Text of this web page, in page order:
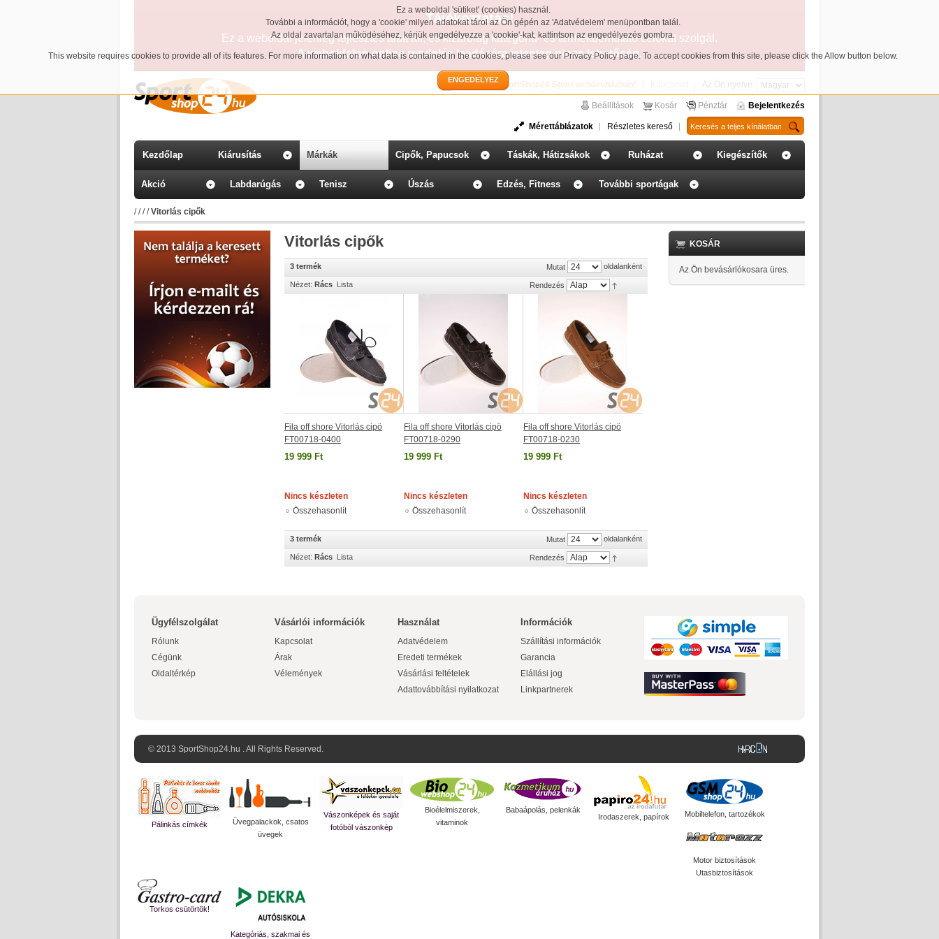
Ez a weboldal 'sütiket' (cookies) használ.
További a információt, hogy a 'cookie' milyen adatokat tárol az Ön gépén az 'Adatvédelem' menüpontban talál.
Az oldal zavartalan működéséhez, kérjük engedélyezze a 'cookie'-kat, kattintson az engedélyezés gombra.
This website requires cookies to provide all of its features. For more information on what data is contained in the cookies, please see ourPrivacy Policy page. To accept cookies from this site, please click the Allow button below.
ENGEDÉLYEZ
Tájékoztatás!
Ez a weboldal jelenleg fejlesztés alatt áll, és kizárólag kategória- és termékbemutató célokat szolgál.
A weboldalon online rendelés leadására jelenleg nincs lehetőség.
Üdvözöljük a SportShop24 Sport webáruházban! Az Ön nyelve:
Beállítások Kosár Pénztár Bejelentkezés
Mérettáblázatok Részletes kereső
Kezdőlap Kiárusítás Márkák Cipők, Papucsok Táskák, Hátizsákok Ruházat Kiegészítők
Akció Labdarúgás Tenisz Úszás Edzés, Fitness További sportágak
////Vitorlás cipők
Vitorlás cipők
3 termék Mutat oldalanként
Nézet: Rács Lista Rendezés
Fila off shore Vitorlás cipö
FT00718-0400
19 999 Ft
Nincs készleten
Összehasonlít
Fila off shore Vitorlás cipö
FT00718-0290
19 999 Ft
Nincs készleten
Összehasonlít
Fila off shore Vitorlás cipö
FT00718-0230
19 999 Ft
Nincs készleten
Összehasonlít
3 termék Mutat oldalanként
Nézet: Rács Lista Rendezés
KOSÁR
Az Ön bevásárlókosara üres.
Ügyfélszolgálat
Rólunk
Cégünk
Oldaltérkép
Vásárlói információk
Kapcsolat
Árak
Vélemények
Használat
Adatvédelem
Eredeti termékek
Vásárlási feltételek
Adattovábbítási nyilatkozat
Információk
Szállítási információk
Garancia
Elállási jog
Linkpartnerek
© 2013 SportShop24.hu . All Rights Reserved.
Pálinkás címkék
Üvegpalackok, csatos
üvegek
Vászonképek és saját
fotóból vászonkép
Bioélelmiszerek,
vitaminok
Babaápolás, pelenkák
Irodaszerek, papírok
Mobiltelefon, tartozékok
Motor biztosítások
Utasbiztosítások
Torkos csütörtök!
Kategóriás, szakmai és